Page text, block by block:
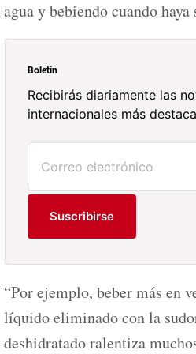
agua y bebiendo cuando haya
Boletín
Recibirás diariamente las
internacionales más
Suscribirse
“Por ejemplo, beber más en
líquido eliminado con la
deshidratado ralentiza